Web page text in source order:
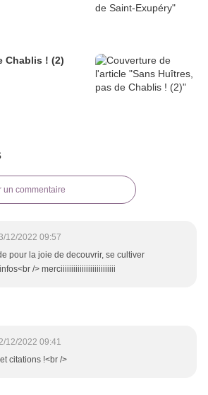
Chablis ! (2)
un commentaire
12/2022 09:57
pour la joie de decouvrir, se cultiver
/> merciiiiiiiiiiiiiiiiiiiiiiiiii
12/2022 09:41
citations !<br />